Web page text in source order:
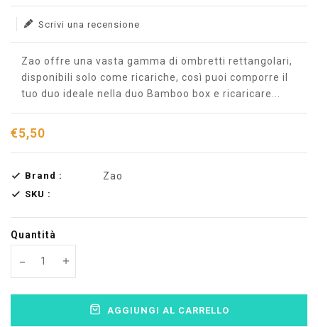
Scrivi una recensione
Zao offre una vasta gamma di ombretti rettangolari,
disponibili solo come ricariche, così puoi comporre il
tuo duo ideale nella duo Bamboo box e ricaricare...
€5,50
Brand : Zao
SKU :
Quantità
Translation missing: en.products.product.decrease
Translation missing:
AGGIUNGI AL CARRELLO